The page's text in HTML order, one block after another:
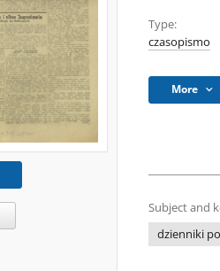
Type:
czasopismo
More
Subject and
dzienniki